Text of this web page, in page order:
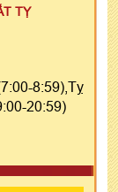
TỴ
8:59),Tỵ
20:59)